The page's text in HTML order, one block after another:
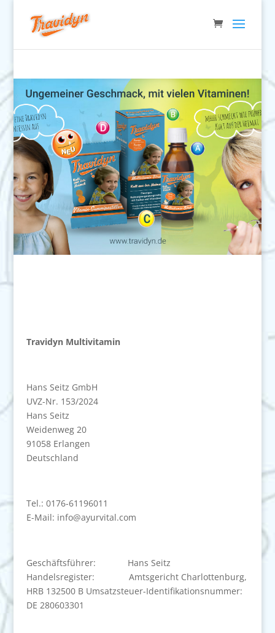
Travidyn Multivitamin
Hans Seitz GmbH
UVZ-Nr. 153/2024
Hans Seitz
Weidenweg 20
91058 Erlangen
Deutschland
Tel.: 0176-61196011
E-Mail: info@ayurvital.com
Geschäftsführer: Hans Seitz
Handelsregister: Amtsgericht Charlottenburg,
HRB 132500 B Umsatzsteuer-Identifikationsnummer:
DE 280603301